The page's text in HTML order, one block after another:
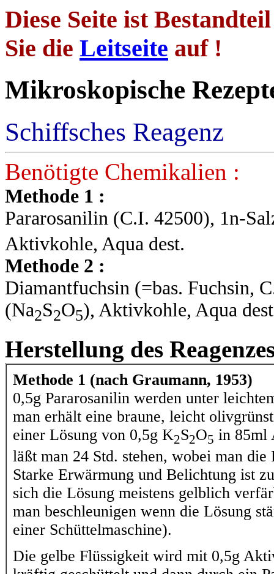
Diese Seite ist
Sie die Leitseite auf !
Mikroskopische
Schiffsches Reagenz
Benötigte Chemikalien :
Methode 1 :
Pararosanilin (C.I. 42500), 1n-
Aktivkohle, Aqua dest.
Methode 2 :
Diamantfuchsin (=bas. Fuchsin,
(Na2S2O5), Aktivkohle, Aqua
Herstellung des
Methode 1 (nach Graumann, 1953)
0,5g Pararosanilin werden unter
man erhält eine braune, leicht
einer Lösung von 0,5g K2S2O5 in 85ml
läßt man 24 Std. stehen, wobei man
Starke Erwärmung und Belichtung ist
sich die Lösung meistens gelblich
man beschleunigen wenn die Lösung
einer Schüttelmaschine).
Die gelbe Flüssigkeit wird mit 0,5g